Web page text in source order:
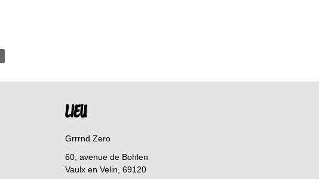
LIEU
Grrrnd Zero
60, avenue de Bohlen
Vaulx en Velin 69120